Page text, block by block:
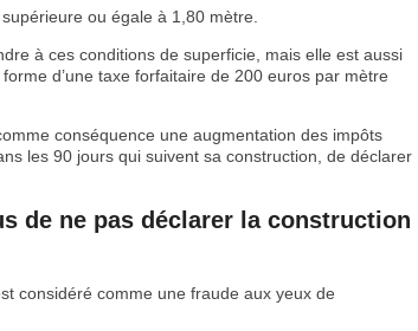
ou égale à 1,80 mètre.
à ces conditions de superficie, mais elle est aussi
d’une taxe forfaitaire de 200 euros par mètre
conséquence une augmentation des impôts
les 90 jours qui suivent sa construction, de déclarer
de ne pas déclarer la construction
considéré comme une fraude aux yeux de